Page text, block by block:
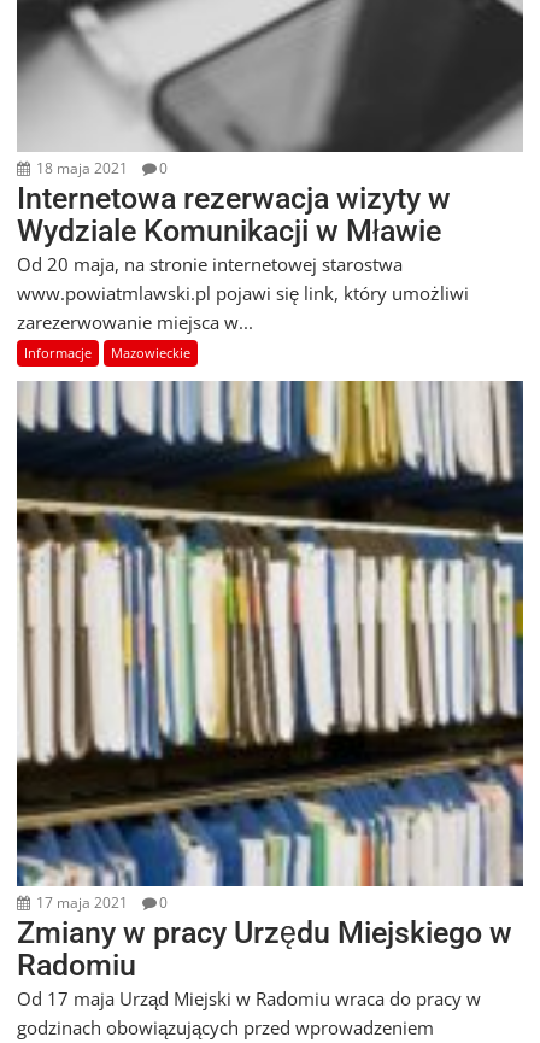
18 maja 2021 0
Internetowa rezerwacja wizyty w
Wydziale Komunikacji w Mławie
Od 20 maja, na stronie internetowej starostwa
www.powiatmlawski.pl pojawi się link, który umożliwi
zarezerwowanie miejsca w...
Informacje Mazowieckie
17 maja 2021 0
Zmiany w pracy Urzędu Miejskiego w
Radomiu
Od 17 maja Urząd Miejski w Radomiu wraca do pracy w
godzinach obowiązujących przed wprowadzeniem